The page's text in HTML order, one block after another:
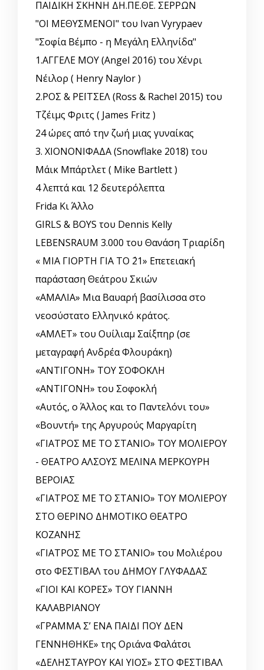
ΠΑΙΔΙΚΗ ΣΚΗΝΗ ΔΗ.ΠΕ.ΘΕ. ΣΕΡΡΩΝ
"ΟΙ ΜΕΘΥΣΜΕΝΟΙ" του Ivan Vyrypaev
"Σοφία Βέμπο - η Μεγάλη Ελληνίδα"
1.ΑΓΓΕΛΕ ΜΟΥ (Angel 2016) του Χένρι
Νέιλορ ( Henry Naylor )
2.ΡΟΣ & ΡΕΪΤΣΕΛ (Ross & Rachel 2015) του
Τζέιμς Φριτς ( James Fritz )
24 ώρες από την ζωή μιας γυναίκας
3. ΧΙΟΝΟΝΙΦΑΔΑ (Snowflake 2018) του
Μάικ Μπάρτλετ ( Mike Bartlett )
4 λεπτά και 12 δευτερόλεπτα
Frida Κι Άλλο
GIRLS & BOYS του Dennis Kelly
LEBENSRAUM 3.000 του Θανάση Τριαρίδη
« ΜΙΑ ΓΙΟΡΤΗ ΓΙΑ ΤΟ ΄21» Επετειακή
παράσταση Θεάτρου Σκιών
«ΑΜΑΛΙΑ» Μια Βαυαρή βασίλισσα στο
νεοσύστατο Ελληνικό κράτος.
«ΑΜΛΕΤ» του Ουίλιαμ Σαίξπηρ (σε
μεταγραφή Ανδρέα Φλουράκη)
«ΑΝΤΙΓΟΝΗ» ΤΟΥ ΣΟΦΟΚΛΗ
«ΑΝΤΙΓΟΝΗ» του Σοφοκλή
«Αυτός, o Άλλος και το Παντελόνι του»
«Βουντή» της Αργυρούς Μαργαρίτη
«ΓΙΑΤΡΟΣ ΜΕ ΤΟ ΣΤΑΝΙΟ» ΤΟΥ ΜΟΛΙΕΡΟΥ
- ΘΕΑΤΡΟ ΑΛΣΟΥΣ ΜΕΛΙΝΑ ΜΕΡΚΟΥΡΗ
ΒΕΡΟΙΑΣ
«ΓΙΑΤΡΟΣ ΜΕ ΤΟ ΣΤΑΝΙΟ» ΤΟΥ ΜΟΛΙΕΡΟΥ
ΣΤΟ ΘΕΡΙΝΟ ΔΗΜΟΤΙΚΟ ΘΕΑΤΡΟ
ΚΟΖΑΝΗΣ
«ΓΙΑΤΡΟΣ ΜΕ ΤΟ ΣΤΑΝΙΟ» του Μολιέρου
στο ΦΕΣΤΙΒΑΛ του ΔΗΜΟΥ ΓΛΥΦΑΔΑΣ
«ΓΙΟΙ ΚΑΙ ΚΟΡΕΣ» ΤΟΥ ΓΙΑΝΝΗ
ΚΑΛΑΒΡΙΑΝΟΥ
«ΓΡΑΜΜΑ Σ’ ΕΝΑ ΠΑΙΔΙ ΠΟΥ ΔΕΝ
ΓΕΝΝΗΘΗΚΕ» της Οριάνα Φαλάτσι
«ΔΕΛΗΣΤΑΥΡΟΥ ΚΑΙ ΥΙΟΣ» ΣΤΟ ΦΕΣΤΙΒΑΛ